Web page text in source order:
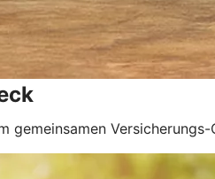
gemeinsamen